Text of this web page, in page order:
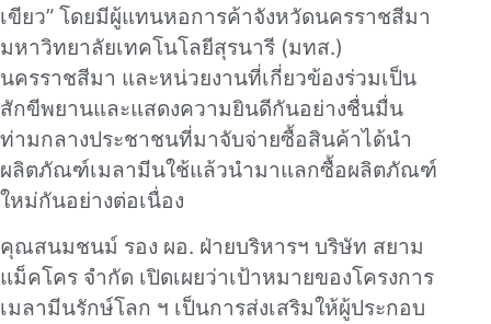
เขียว” โดยมีผู้แทนหอการค้าจังหวัดนครราชสีมา
มหาวิทยาลัยเทคโนโลยีสุรนารี (มทส.)
นครราชสีมา และหน่วยงานที่เกี่ยวข้องร่วมเป็น
สักขีพยานและแสดงความยินดีกันอย่างชื่นมื่น
ท่ามกลางประชาชนที่มาจับจ่ายซื้อสินค้าได้นำ
ผลิตภัณฑ์เมลามีนใช้แล้วนำมาแลกซื้อผลิตภัณฑ์
ใหม่กันอย่างต่อเนื่อง
คุณสนมชนม์ รอง ผอ. ฝ่ายบริหารฯ บริษัท สยาม
แม็คโคร จำกัด เปิดเผยว่าเป้าหมายของโครงการ
เมลามีนรักษ์โลก ฯ เป็นการส่งเสริมให้ผู้ประกอบ